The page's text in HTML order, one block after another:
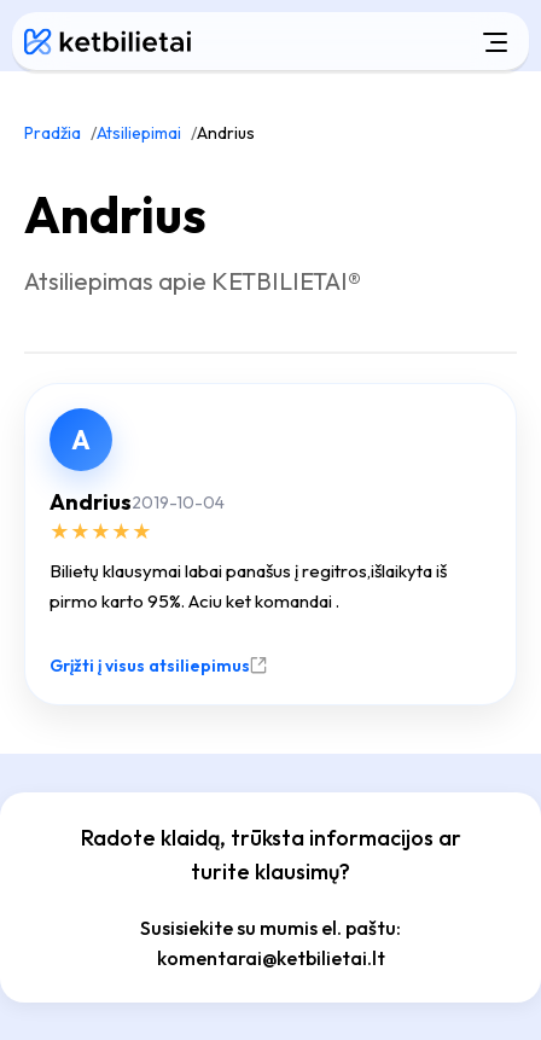
Pradžia Atsiliepimai Andrius
Andrius
Atsiliepimas apie KETBILIETAI®
A
Andrius2019-10-04
★ ★ ★ ★ ★
Bilietų klausymai labai panašus į regitros,išlaikyta iš
pirmo karto 95%. Aciu ket komandai .
Grįžti į visus atsiliepimus
Radote klaidą, trūksta informacijos ar
turite klausimų?
Susisiekite su mumis el. paštu:
komentarai@ketbilietai.lt